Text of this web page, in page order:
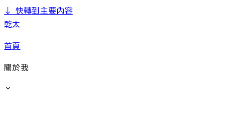
↓快轉到主要內容
乾太
首頁
關於我